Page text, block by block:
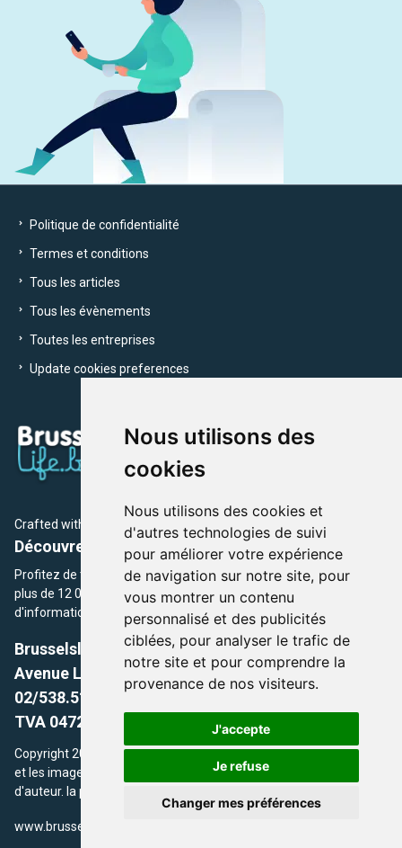
Nous utilisons des
cookies
Nous utilisons des cookies et
d'autres technologies de suivi
pour améliorer votre expérience
de navigation sur notre site, pour
vous montrer un contenu
personnalisé et des publicités
ciblées, pour analyser le trafic de
notre site et pour comprendre la
provenance de nos visiteurs.
J'accepte
Je refuse
Changer mes préférences
Politique de confidentialité
Termes et conditions
Tous les articles
Tous les évènements
Toutes les entreprises
Update cookies preferences
Crafted with by Brusselslife Team
Découvrez plus de 12 000 adresses et événements
Profitez de toutes les sections de BrusselsLife.be et découvrez
plus de 12 000 adresses et un grand choix d'événements,
d'informations et de conseils et astuces de notre écriture.
Brusselslife.be
Avenue Louise, 500 -1050 Ixelles, Brussels,
02/538.51.49.
TVA 0472.281.221
Copyright 2026 © Brusselslife.be Tous droits réservés. Le contenu
et les images utilisés sur ce site sont protégés par le droit
d'auteur. la propriétaires respectifs.
www.brusselsLife.be